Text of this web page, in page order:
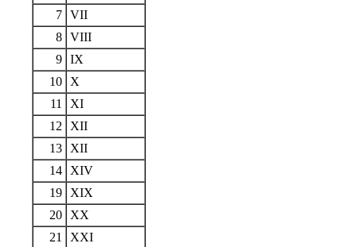
7 VII
8 VIII
9 IX
10
X
11
XI
12
XII
13
XII
14
XIV
19
XIX
20
XX
21
XXI